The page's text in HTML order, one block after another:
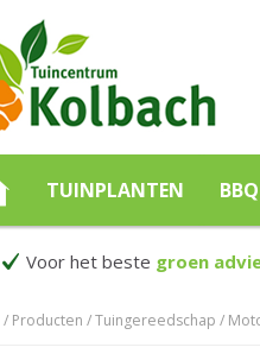
Producten Tuingereedschap
TUINPLANTEN BBQ
Voor het beste groen